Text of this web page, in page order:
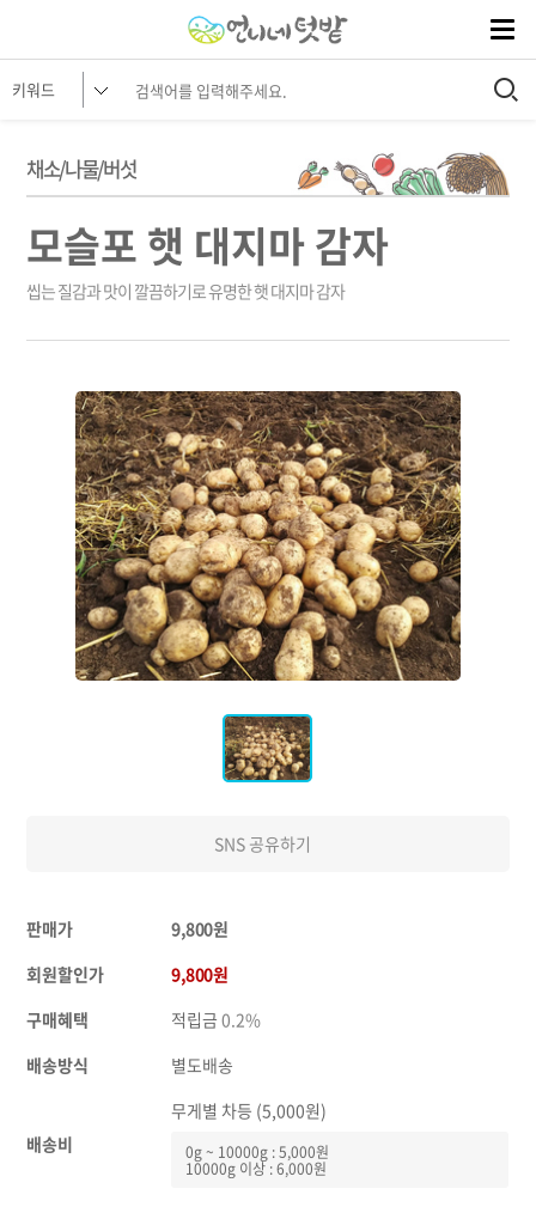
채소/나물/버섯
모슬포 햇 대지마 감자
씹는 질감과 맛이 깔끔하기로 유명한 햇 대지마 감자
SNS 공유하기
판매가
9,800원
회원할인가
9,800원
구매혜택
적립금0.2%
배송방식
별도배송
배송비
무게별 차등 (5,000원)
0g ~ 10000g : 5,000원
10000g 이상 : 6,000원